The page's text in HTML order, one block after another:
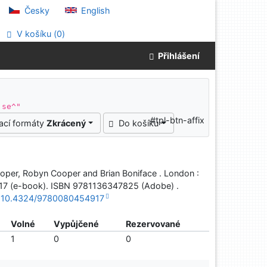
Česky English
V košíku (0)
Přihlášení
formáty Zkrácený Do košíku#tpl-btn-affix
Robyn Cooper and Brian Boniface . London :
(e-book). ISBN 9781136347825 (Adobe) .
9780080454917
Volné Vypůjčené
Rezervované
1
0 0